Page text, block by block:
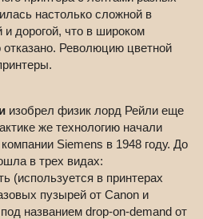
настолько сложной в
и дорогой, что в широком
Революцию цветной
изобрел физик лорд Рейли еще
же технологию начали
Siemens в 1948 году. До
в трех видах:
(используется в принтерах
пузырей от Canon и
названием drop-on-demand от